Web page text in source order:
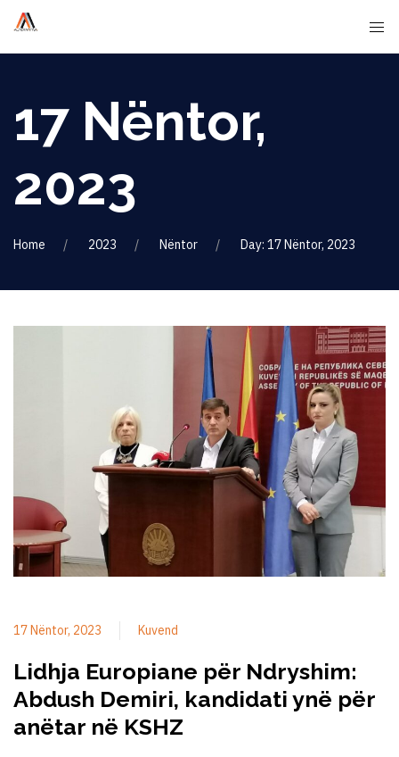
17 Nëntor,
2023
Home 2023 Nëntor Day: 17 Nëntor, 2023
17 Nëntor, 2023 Kuvend
Lidhja Europiane për Ndryshim:
Abdush Demiri, kandidati ynë për
anëtar në KSHZ